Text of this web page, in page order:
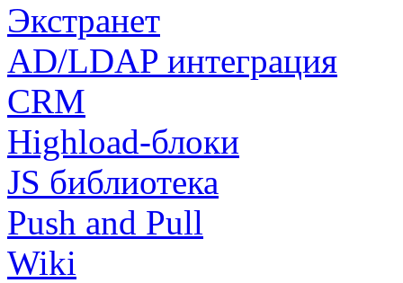
Экстранет
AD/LDAP интеграция
CRM
Highload-блоки
JS библиотека
Push and Pull
Wiki